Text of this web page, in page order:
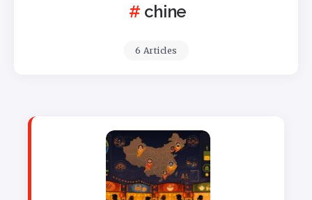
chine
6 Articles